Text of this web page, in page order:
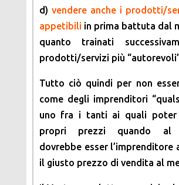
d) vendere anche i prodotti/
appetibili in prima battuta dal
quanto trainati
prodotti/servizi più
Tutto ciò quindi per non
come degli imprenditori
uno fra i tanti ai quali poter
propri prezzi quando al
dovrebbe esser l’imprenditore
il giusto prezzo di vendita al